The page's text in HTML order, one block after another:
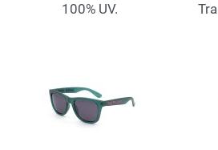
100% UV.
Quick